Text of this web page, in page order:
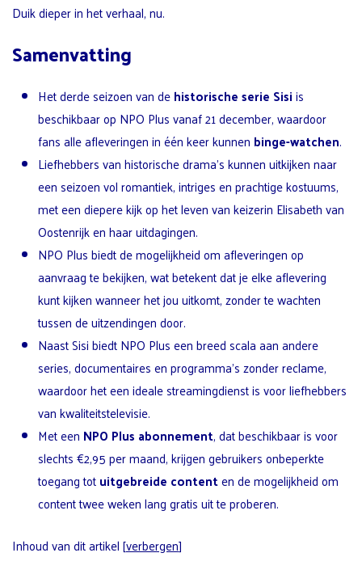
Duik dieper in het verhaal, nu.
Samenvatting
Het derde seizoen van dehistorische serie Sisiis
beschikbaar op NPO Plus vanaf 21 december, waardoor
fans alle afleveringen in één keer kunnen binge-watchen.
Liefhebbers van historische drama’s kunnen uitkijken naar
een seizoen vol romantiek, intriges en prachtige kostuums,
met een diepere kijk op het leven van keizerin Elisabeth van
Oostenrijk en haar uitdagingen.
NPO Plus biedt de mogelijkheid om afleveringen op
aanvraag te bekijken, wat betekent dat je elke aflevering
kunt kijken wanneer het jou uitkomt, zonder te wachten
tussen de uitzendingen door.
Naast Sisi biedt NPO Plus een breed scala aan andere
series, documentaires en programma’s zonder reclame,
waardoor het een ideale streamingdienst is voor liefhebbers
van kwaliteitstelevisie.
Met een NPO Plus abonnement, dat beschikbaar is voor
slechts €2,95 per maand, krijgen gebruikers onbeperkte
toegang totuitgebreide contenten de mogelijkheid om
content twee weken lang gratis uit te proberen.
Inhoud van dit artikel[verbergen]